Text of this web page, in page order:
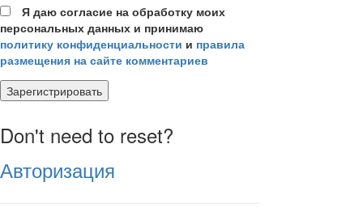
Я даю согласие на обработку моих
персональных данных и принимаю
политику конфиденциальности и правила
размещения на сайте комментариев
Зарегистрировать
Don't need to reset?
Авторизация